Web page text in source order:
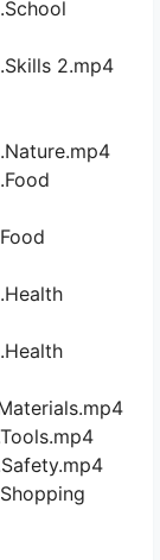
2.mp4